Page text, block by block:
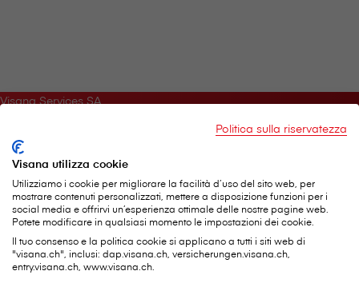
V⁠i⁠s⁠a⁠n⁠a Services SA
3000 Berna 16
Telefono: 0848 848 899
Modulo di contatto
Servizi importanti
Politica sulla riservatezza
Visana utilizza cookie
Utilizziamo i cookie per migliorare la facilità d’uso del sito web, per
mostrare contenuti personalizzati, mettere a disposizione funzioni per i
social media e offrirvi un’esperienza ottimale delle nostre pagine web.
Potete modificare in qualsiasi momento le impostazioni dei cookie.
Il tuo consenso e la politica cookie si applicano a tutti i siti web di
"visana.ch", inclusi: dap.visana.ch, versicherungen.visana.ch,
entry.visana.ch, www.visana.ch.